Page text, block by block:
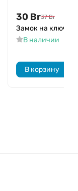
30 Br37 Br
Замок на ключ
В наличии
В корзину